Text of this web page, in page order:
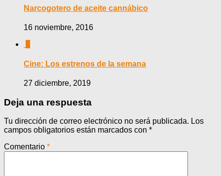
Narcogotero de aceite cannábico
16 noviembre, 2016
Cine: Los estrenos de la semana
27 diciembre, 2019
Deja una respuesta
Tu dirección de correo electrónico no será publicada. Los
campos obligatorios están marcados con *
Comentario *